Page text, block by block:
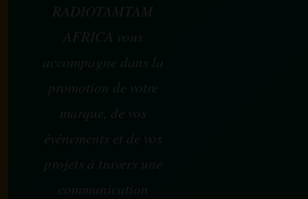
RADIOTAMTAM
AFRICA vous
accompagne dans la
promotion de votre
marque, de vos
événements et de vos
projets à travers une
communication